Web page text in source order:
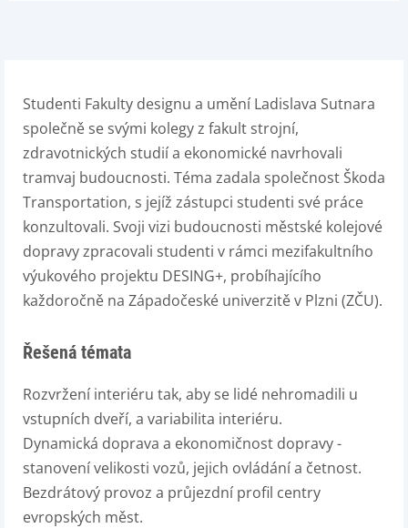
Studenti Fakulty designu a umění Ladislava Sutnara
společně se svými kolegy z fakult strojní,
zdravotnických studií a ekonomické navrhovali
tramvaj budoucnosti. Téma zadala společnost Škoda
Transportation, s jejíž zástupci studenti své práce
konzultovali. Svoji vizi budoucnosti městské kolejové
dopravy zpracovali studenti v rámci mezifakultního
výukového projektu DESING+, probíhajícího
každoročně na Západočeské univerzitě v Plzni (ZČU).
Řešená témata
Rozvržení interiéru tak, aby se lidé nehromadili u
vstupních dveří, a variabilita interiéru.
Dynamická doprava a ekonomičnost dopravy -
stanovení velikosti vozů, jejich ovládání a četnost.
Bezdrátový provoz a průjezdní profil centry
evropských měst.